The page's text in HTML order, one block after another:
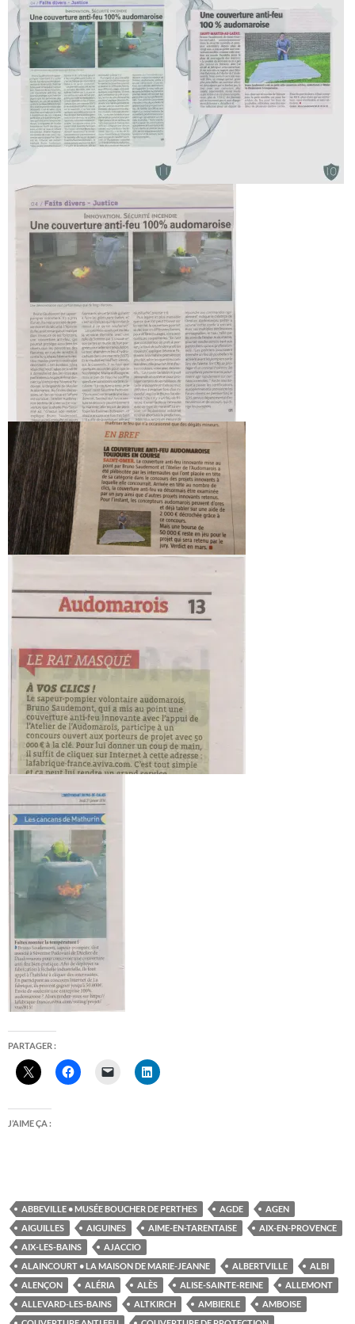
PARTAGER :
J’AIME ÇA :
ABBEVILLE • MUSÉE BOUCHER DE PERTHES AGDE
AGEN
AIGUILLES
AIGUINES AIME-EN-TARENTAISE
AIX-EN-PROVENCE
AIX-LES-BAINS
AJACCIO
ALAINCOURT • LA MAISON DE MARIE-JEANNE
ALBERTVILLE
ALBI
ALENÇON
ALÉRIA ALÈS ALISE-SAINTE-REINE
ALLEMONT
ALLEVARD-LES-BAINS
ALTKIRCH AMBIERLE
AMBOISE